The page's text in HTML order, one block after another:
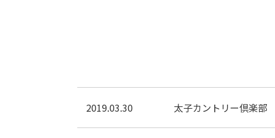
2019.03.30 太子カントリー倶楽部